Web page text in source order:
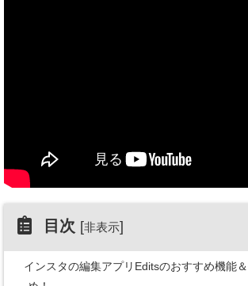
目次 [非表示]
インスタの編集アプリEditsのおすすめ機能